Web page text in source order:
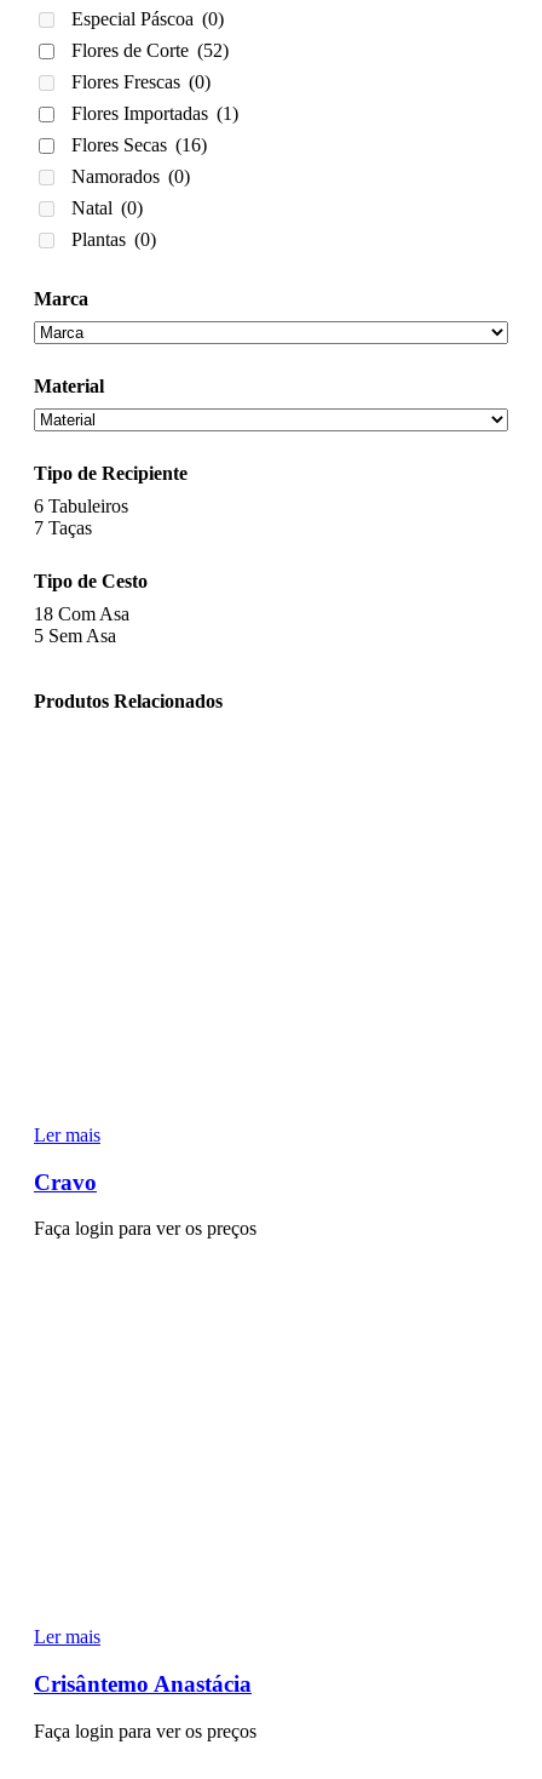
Especial Páscoa (0)
Flores de Corte (52)
Flores Frescas (0)
Flores Importadas (1)
Flores Secas (16)
Namorados (0)
Natal (0)
Plantas (0)
Marca
Material
Tipo de Recipiente
6 Tabuleiros
7 Taças
Tipo de Cesto
18 Com Asa
5 Sem Asa
Produtos Relacionados
Ler mais
Cravo
Faça login para ver os preços
Ler mais
Crisântemo Anastácia
Faça login para ver os preços